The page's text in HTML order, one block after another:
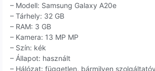
– Modell: Samsung Galaxy A20e
– Tárhely: 32 GB
– RAM: 3 GB
– Kamera: 13 MP MP
– Szín: kék
– Állapot: használt
– Hálózat: független, bármilyen